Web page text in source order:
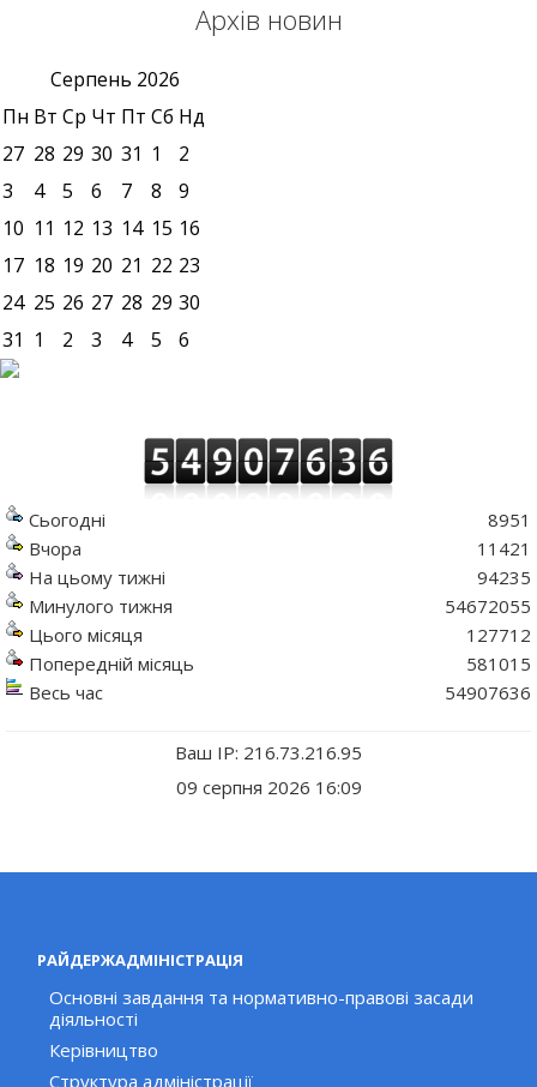
Архів новин
Серпень 2026
Пн Вт Ср Чт Пт Сб Нд
27 28 29 30 31 1
2
3
4 5 6 7 8
9
10 11 12 13 14 15 16
17 18 19 20 21 22 23
24 25 26 27 28 29 30
31 1 2 3 4 5 6
Сьогодні
Вчора
На цьому тижні
Минулого тижня
Цього місяця
Попередній місяць
Весь час
8951
11421
94235
54672055
127712
581015
54907636
Ваш IP: 216.73.216.95
09 серпня 2026 16:09
РАЙДЕРЖАДМІНІСТРАЦІЯ
Основні завдання та нормативно-правові засади
діяльності
Керівництво
Структура адміністрації